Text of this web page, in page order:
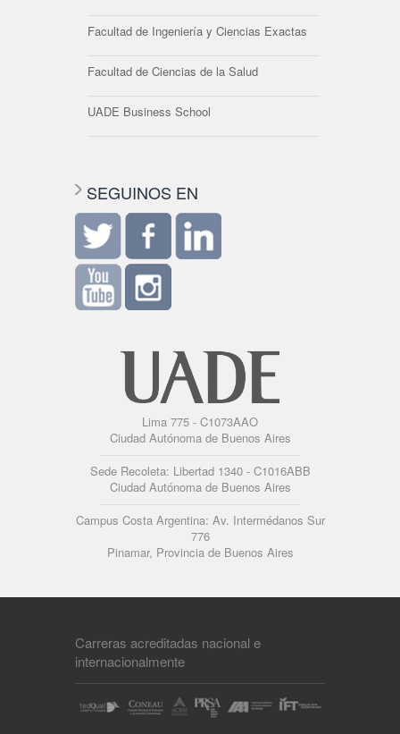
Facultad de Ingeniería y Ciencias Exactas
Facultad de Ciencias de la Salud
UADE Business School
SEGUINOS EN
Lima 775 - C1073AAO
Ciudad Autónoma de Buenos Aires
Sede Recoleta: Libertad 1340 - C1016ABB
Ciudad Autónoma de Buenos Aires
Campus Costa Argentina: Av. Intermédanos Sur
776
Pinamar, Provincia de Buenos Aires
Carreras acreditadas nacional e
internacionalmente